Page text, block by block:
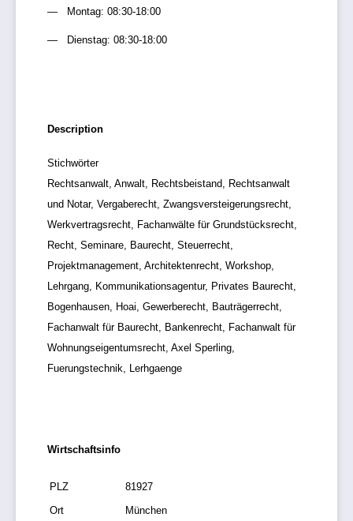
Montag: 08:30-18:00
Dienstag: 08:30-18:00
Description
Stichwörter
Rechtsanwalt, Anwalt, Rechtsbeistand, Rechtsanwalt
und Notar, Vergaberecht, Zwangsversteigerungsrecht,
Werkvertragsrecht, Fachanwälte für Grundstücksrecht,
Recht, Seminare, Baurecht, Steuerrecht,
Projektmanagement, Architektenrecht, Workshop,
Lehrgang, Kommunikationsagentur, Privates Baurecht,
Bogenhausen, Hoai, Gewerberecht, Bauträgerrecht,
Fachanwalt für Baurecht, Bankenrecht, Fachanwalt für
Wohnungseigentumsrecht, Axel Sperling,
Fuerungstechnik, Lerhgaenge
Wirtschaftsinfo
PLZ
81927
Ort
München